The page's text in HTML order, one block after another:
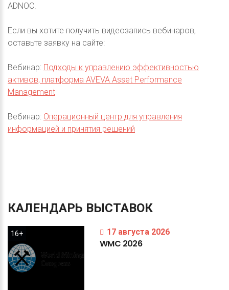
ADNOC.
Если вы хотите получить видеозапись вебинаров,
оставьте заявку на сайте:
Вебинар: Подходы к управлению эффективностью
активов, платформа AVEVA Asset Performance
Management
Вебинар: Операционный центр для управления
информацией и принятия решений
КАЛЕНДАРЬ ВЫСТАВОК
16+ 17 августа 2026
WMC 2026